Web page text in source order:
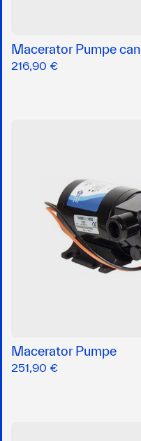
Macerator Pumpe can
216,90 €
Macerator Pumpe
251,90 €